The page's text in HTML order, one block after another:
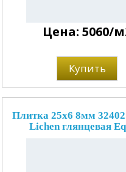
Цена: 5060/
Купить
Плитка 25x6 8мм
Lichen глянцевая